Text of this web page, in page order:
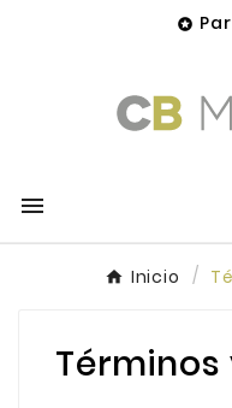


Inicio
Términos